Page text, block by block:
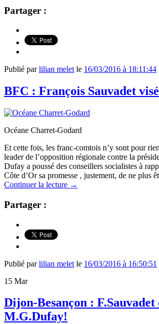
Partager :
Publié parlilian melet le 16/03/2016 à 18:11:44
BFC : François Sauvadet
Océane Charret-Godard
Et cette fois, les franc-comtois n’y sont pour
leader de l’opposition régionale contre la
Dufay a poussé des conseillers socialistes à
Côte d’Or sa promesse , justement, de ne plus
Continuer la lecture →
Partager :
Publié parlilian melet le 16/03/2016 à 16:50:51
15 Mar
Dijon-Besançon : F.Sauvadet
M.G.Dufay!